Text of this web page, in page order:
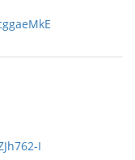
I